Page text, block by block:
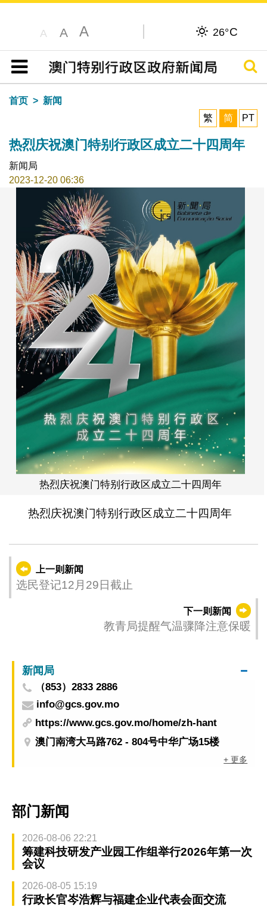
A A A 26°C
目录
搜寻
首页
新闻
繁
简 PT
热烈庆祝澳门特别行政区成立二十四周年
新闻局
2023-12-20 06:36
热烈庆祝澳门特别行政区成立二十四周年
热烈庆祝澳门特别行政区成立二十四周年
上一则新闻
选民登记12月29日截止
下一则新闻
教青局提醒气温骤降注意保暖
新闻局
（853）2833 2886
info@gcs.gov.mo
https://www.gcs.gov.mo/home/zh-hant
澳门南湾大马路762 - 804号中华广场15楼
+ 更多
部门新闻
2026-08-06 22:21
筹建科技研发产业园工作组举行2026年第一次
会议
2026-08-05 15:19
行政长官岑浩辉与福建企业代表会面交流